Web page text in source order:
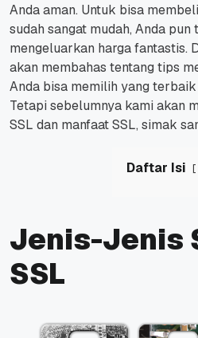
Anda aman. Untuk bisa
sudah sangat mudah, Anda
mengeluarkan harga fantastis.
akan membahas tentang tips
Anda bisa memilih yang
Tetapi sebelumnya kami akan
SSL dan manfaat SSL, simak
Daftar Isi
Jenis-Jenis
SSL